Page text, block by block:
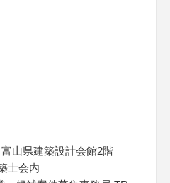
山県建築設計会館2階
士会内